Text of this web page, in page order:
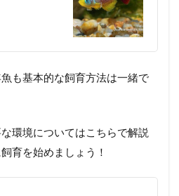
も基本的な飼育方法は一緒で
環境についてはこちらで解説
育を始めましょう！